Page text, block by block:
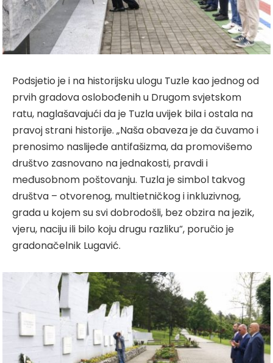
Podsjetio je i na historijsku ulogu Tuzle kao jednog od
prvih gradova oslobođenih u Drugom svjetskom
ratu, naglašavajući da je Tuzla uvijek bila i ostala na
pravoj strani historije. „Naša obaveza je da čuvamo i
prenosimo naslijeđe antifašizma, da promovišemo
društvo zasnovano na jednakosti, pravdi i
međusobnom poštovanju. Tuzla je simbol takvog
društva – otvorenog, multietničkog i inkluzivnog,
grada u kojem su svi dobrodošli, bez obzira na jezik,
vjeru, naciju ili bilo koju drugu razliku“, poručio je
gradonačelnik Lugavić.